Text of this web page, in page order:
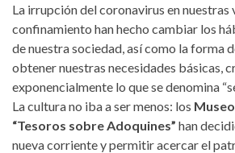
La irrupción del coronavirus en nuestras
confinamiento han hecho cambiar los
de nuestra sociedad, así como la forma
obtener nuestras necesidades básicas,
exponencialmente lo que se denomina
La cultura no iba a ser menos: los
“Tesoros sobre Adoquines” han
nueva corriente y permitir acercar el